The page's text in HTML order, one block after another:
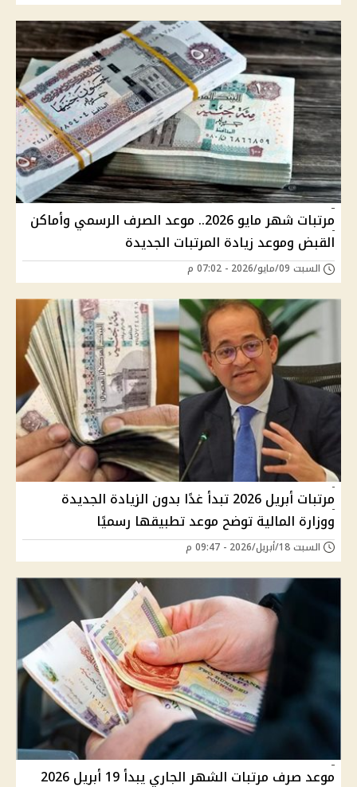
مرتبات شهر مايو 2026.. موعد الصرف الرسمي وأماكن
القبض وموعد زيادة المرتبات الجديدة
السبت 09/مايو/2026 - 07:02 م
مرتبات أبريل 2026 تبدأ غدًا بدون الزيادة الجديدة
ووزارة المالية توضح موعد تطبيقها رسميًا
السبت 18/أبريل/2026 - 09:47 م
موعد صرف مرتبات الشهر الجاري يبدأ 19 أبريل 2026